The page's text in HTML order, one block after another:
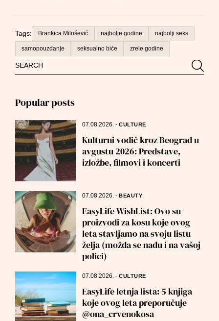
Search
for:
Popular posts
07.08.2026.-CULTURE
Kulturni vodič kroz Beograd u
avgustu 2026: Predstave,
izložbe, filmovi i koncerti
07.08.2026.-BEAUTY
EasyLife WishList: Ovo su
proizvodi za kosu koje ovog
leta stavljamo na svoju listu
želja (možda se nađu i na vašoj
polici)
07.08.2026.-CULTURE
EasyLife letnja lista: 5 knjiga
koje ovog leta preporučuje
@ona_crvenokosa
Tags: Brankica Milošević najbolje godine najbolji seks
samopouzdanje seksualno biće zrele godine